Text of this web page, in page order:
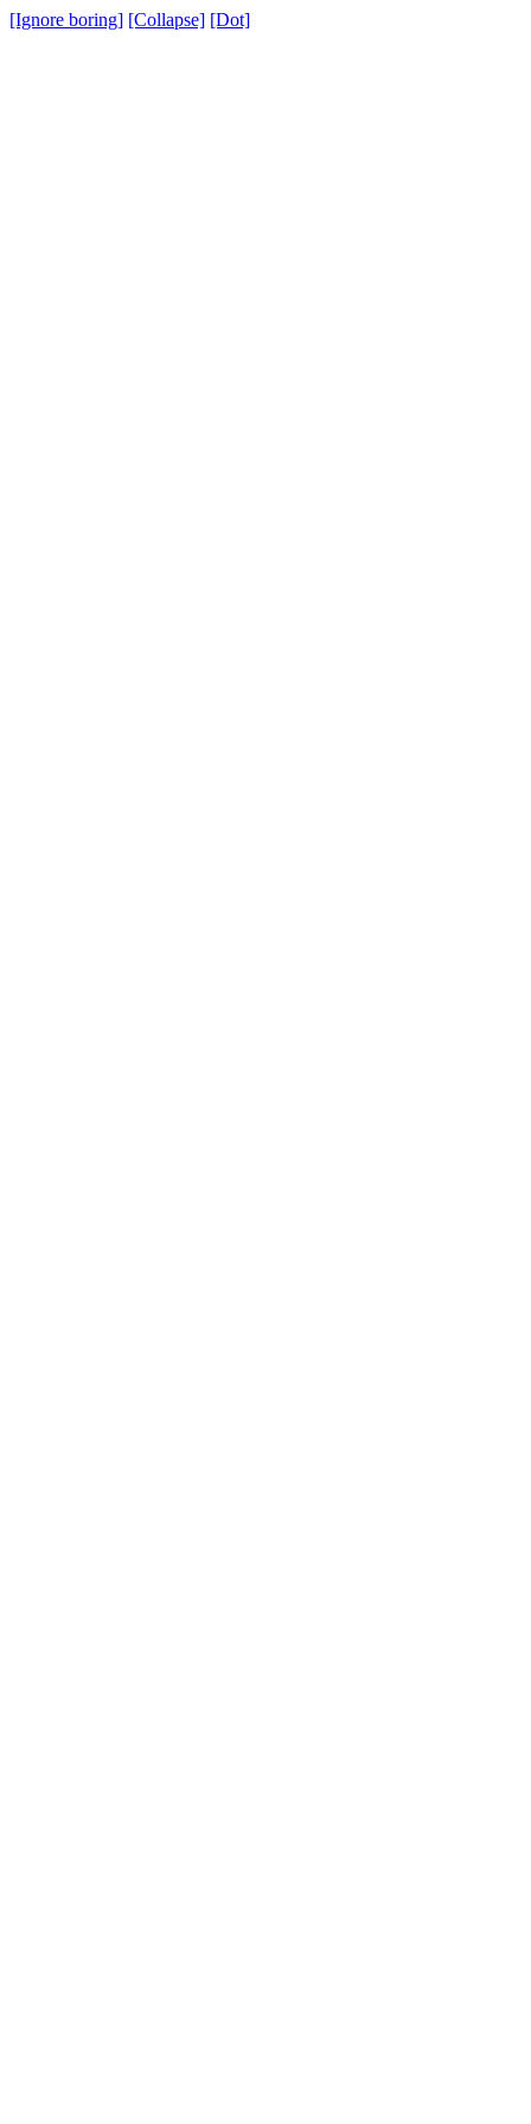
[Ignore boring] [Collapse] [Dot]